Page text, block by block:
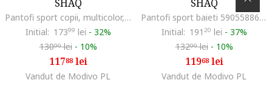
SHAQ
Pantofi sport copii, multicolor, material textil, pentru baieti
Initial: 17399 lei - 32%
13099lei - 10%
11788lei
Vandut de Modivo PL
SHAQ
Pantofi sport baieti 5905588609018, Textil, Negru, Negru
Initial: 191 20 lei - 37%
13299lei - 10%
11968lei
Vandut de Modivo PL